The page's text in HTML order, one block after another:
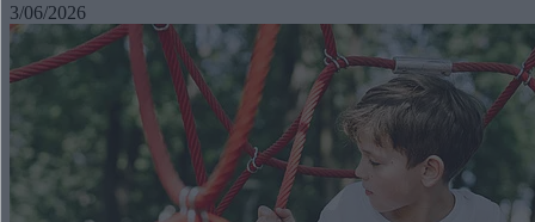
3/06/2026